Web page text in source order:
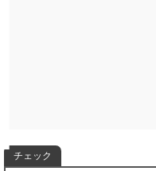
チェック